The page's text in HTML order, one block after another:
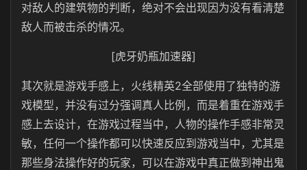
对敌人的建筑物的判断，绝对不会出现因为没有看清楚
敌人而被击杀的情况。
[虎牙奶瓶加速器]
其次就是游戏手感上，火线精英2全部使用了独特的游
戏模型，并没有过分强调真人比例，而是着重在游戏手
感上去设计，在游戏过程当中，人物的操作手感非常灵
敏，任何一个操作都可以快速反应到游戏当中，尤其是
那些身法操作好的玩家，可以在游戏中真正做到神出鬼